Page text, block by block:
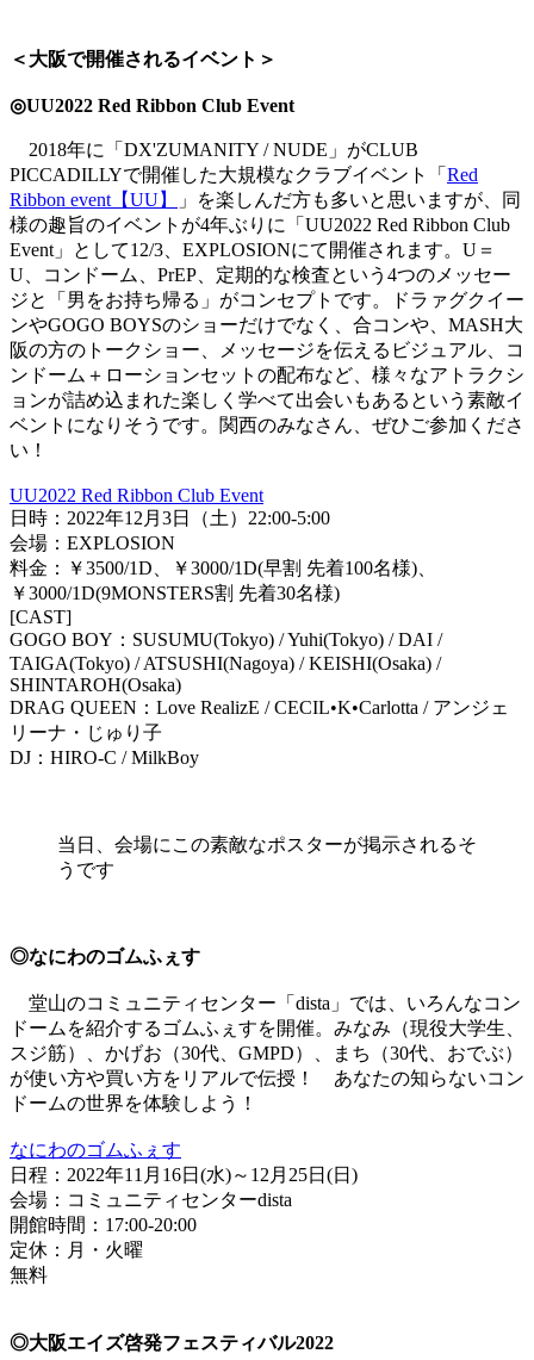
＜大阪で開催されるイベント＞
◎UU2022 Red Ribbon Club Event
2018年に「DX'ZUMANITY / NUDE」がCLUB
PICCADILLYで開催した大規模なクラブイベント「 Red
Ribbon event【UU】
」を楽しんだ方も多いと思いますが、同
様の趣旨のイベントが4年ぶりに「UU2022 Red Ribbon Club
Event」として12/3、EXPLOSIONにて開催されます。U＝
U、コンドーム、PrEP、定期的な検査という4つのメッセー
ジと「男をお持ち帰る」がコンセプトです。ドラァグクイー
ンやGOGO BOYSのショーだけでなく、合コンや、MASH大
阪の方のトークショー、メッセージを伝えるビジュアル、コ
ンドーム＋ローションセットの配布など、様々なアトラクシ
ョンが詰め込まれた楽しく学べて出会いもあるという素敵イ
ベントになりそうです。関西のみなさん、ぜひご参加くださ
い！
UU2022 Red Ribbon Club Event
日時：2022年12月3日（土）22:00-5:00
会場：EXPLOSION
料金：￥3500/1D、￥3000/1D(早割 先着100名様)、
￥3000/1D(9MONSTERS割 先着30名様)
[CAST]
GOGO BOY：SUSUMU(Tokyo) / Yuhi(Tokyo) / DAI /
TAIGA(Tokyo) / ATSUSHI(Nagoya) / KEISHI(Osaka) /
SHINTAROH(Osaka)
DRAG QUEEN：Love RealizE / CECIL•K•Carlotta / アンジェ
リーナ・じゅり子
DJ：HIRO-C / MilkBoy
当日、会場にこの素敵なポスターが掲示されるそ
うです
◎なにわのゴムふぇす
堂山のコミュニティセンター「dista」では、いろんなコン
ドームを紹介するゴムふぇすを開催。みなみ（現役大学生、
スジ筋）、かげお（30代、GMPD）、まち（30代、おでぶ）
が使い方や買い方をリアルで伝授！ あなたの知らないコン
ドームの世界を体験しよう！
なにわのゴムふぇす
日程：2022年11月16日(水)～12月25日(日)
会場：コミュニティセンターdista
開館時間：17:00-20:00
定休：月・火曜
無料
◎大阪エイズ啓発フェスティバル2022